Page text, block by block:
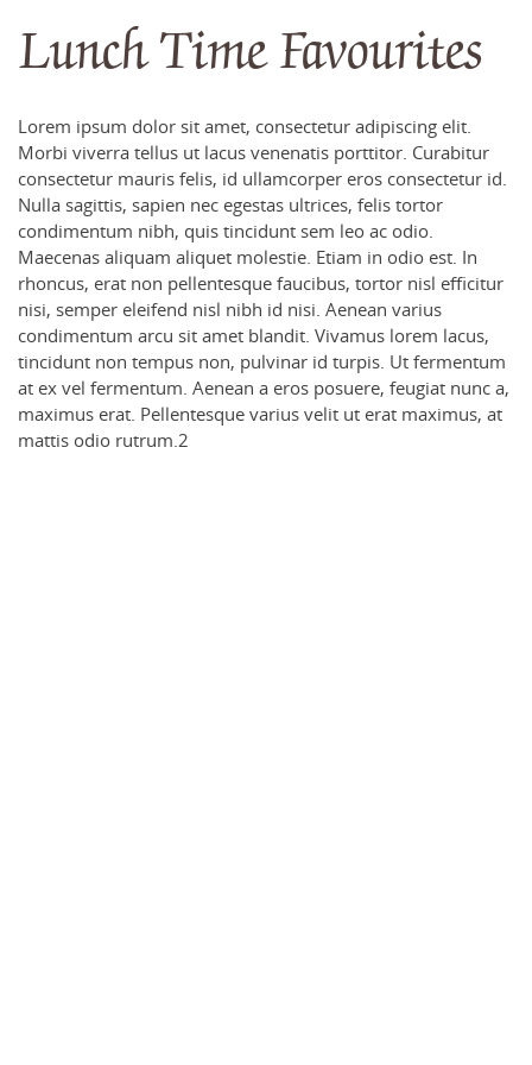
Lunch Time Favourites
Lorem ipsum dolor sit amet, consectetur adipiscing elit.
Morbi viverra tellus ut lacus venenatis porttitor. Curabitur
consectetur mauris felis, id ullamcorper eros consectetur id.
Nulla sagittis, sapien nec egestas ultrices, felis tortor
condimentum nibh, quis tincidunt sem leo ac odio.
Maecenas aliquam aliquet molestie. Etiam in odio est. In
rhoncus, erat non pellentesque faucibus, tortor nisl efficitur
nisi, semper eleifend nisl nibh id nisi. Aenean varius
condimentum arcu sit amet blandit. Vivamus lorem lacus,
tincidunt non tempus non, pulvinar id turpis. Ut fermentum
at ex vel fermentum. Aenean a eros posuere, feugiat nunc a,
maximus erat. Pellentesque varius velit ut erat maximus, at
mattis odio rutrum.2